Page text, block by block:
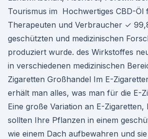
Tourismus im Hochwertiges CBD-Öl
Therapeuten und Verbraucher ✓
geschützten und medizinischen
produziert wurde. des Wirkstoffes
in verschiedenen medizinischen
Zigaretten Großhandel Im E-
erhält man alles, was man für die E-
Eine große Variation an E-Zigaretten,
sollten Ihre Pflanzen in einem
wie einem Dach aufbewahren und